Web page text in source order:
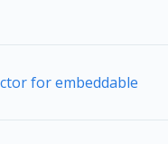
for embeddable